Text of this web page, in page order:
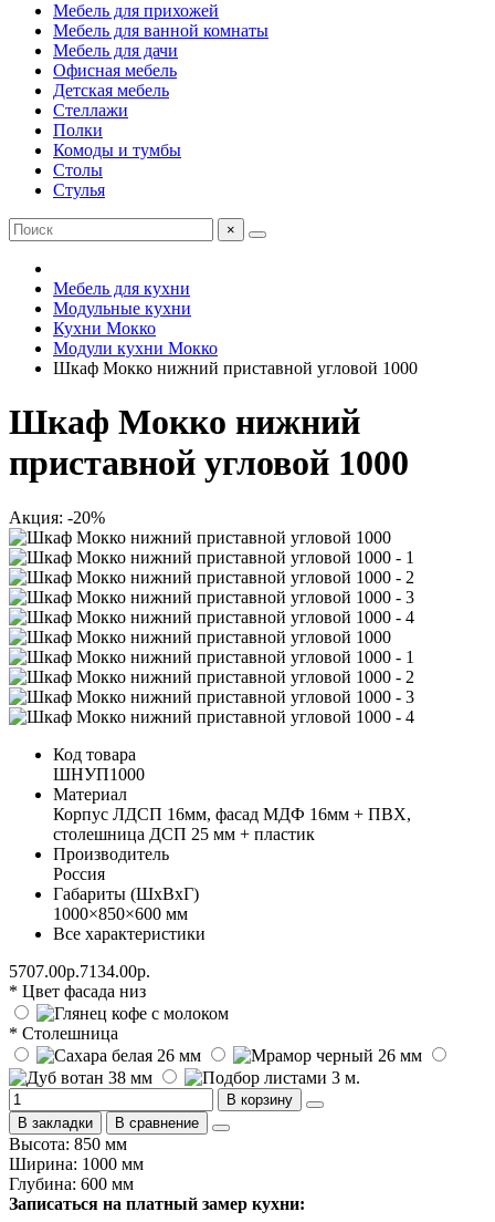
Мебель для прихожей
Мебель для ванной комнаты
Мебель для дачи
Офисная мебель
Детская мебель
Стеллажи
Полки
Комоды и тумбы
Столы
Стулья
×
Мебель для кухни
Модульные кухни
Кухни Мокко
Модули кухни Мокко
Шкаф Мокко нижний приставной угловой 1000
Шкаф Мокко нижний
приставной угловой 1000
Акция: -20%
Код товара
ШНУП1000
Материал
Корпус ЛДСП 16мм, фасад МДФ 16мм + ПВХ,
столешница ДСП 25 мм + пластик
Производитель
Россия
Габариты (ШхВхГ)
1000×850×600 мм
Все характеристики
5707.00р.7134.00р.
* Цвет фасада низ
* Столешница
В корзину
В закладки
В сравнение
Высота: 850 мм
Ширина: 1000 мм
Глубина: 600 мм
Записаться на платный замер кухни: